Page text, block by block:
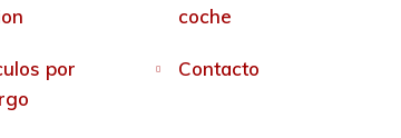
coche
por
Contacto